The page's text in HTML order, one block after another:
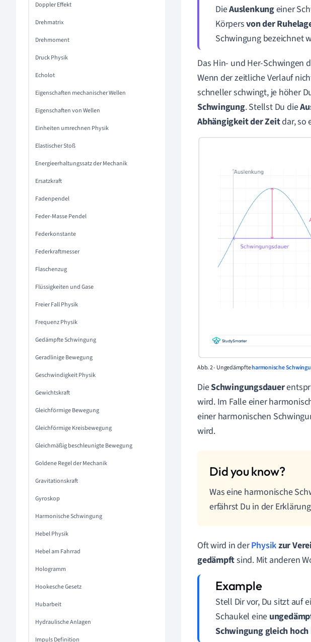
Doppler Effekt
Drehmatrix
Drehmoment
Druck Physik
Echolot
Eigenschaften mechanischer Wellen
Eigenschaften von Wellen
Einheiten umrechnen Physik
Elastischer Stoß
Energieerhaltungssatz der Mechanik
Ersatzkraft
Fadenpendel
Feder-Masse Pendel
Federkonstante
Federkraftmesser
Flaschenzug
Flüssigkeiten und Gase
Freier Fall Physik
Frequenz Physik
Gedämpfte Schwingung
Geradlinige Bewegung
Geschwindigkeit Physik
Gewichtskraft
Gleichförmige Bewegung
Gleichförmige Kreisbewegung
Gleichmäßig beschleunigte Bewegung
Goldene Regel der Mechanik
Gravitationskraft
Gyroskop
Harmonische Schwingung
Hebel Physik
Hebel am Fahrrad
Hologramm
Hookesche Gesetz
Hubarbeit
Hydraulische Anlagen
Impuls Definition
DieAuslenkungeiner
Körpersvon der
Schwingung bezeichnet
Das Hin- und Her-Schwingen
Wenn der zeitliche Verlauf
schneller schwingt, je höher
Schwingung. Stellst Du die
Abhängigkeit der Zeitdar, so
Abb. 2 - Ungedämpfteharmonische
DieSchwingungsdauer
wird. Im Falle einer
einer harmonischen
wird.
Was eine harmonische
erfährst Du in der
Oft wird in derPhysikzur
gedämpftsind. Mit anderen
Stell Dir vor, Du sitzt auf
Schaukel eine
Schwingung gleich hoch